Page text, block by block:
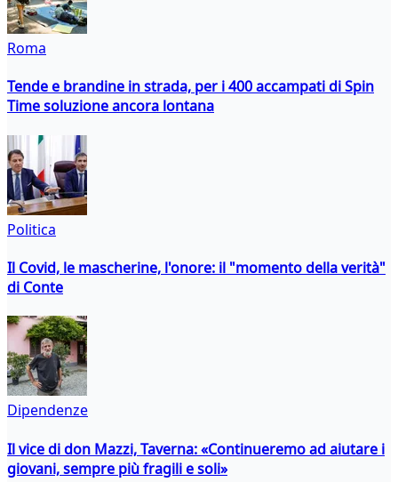
Roma
Tende e brandine in strada, per i 400 accampati di Spin
Time soluzione ancora lontana
Politica
Il Covid, le mascherine, l'onore: il "momento della verità"
di Conte
Dipendenze
Il vice di don Mazzi, Taverna: «Continueremo ad aiutare i
giovani, sempre più fragili e soli»